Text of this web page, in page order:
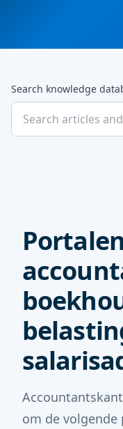
Search knowledge
om de volgende